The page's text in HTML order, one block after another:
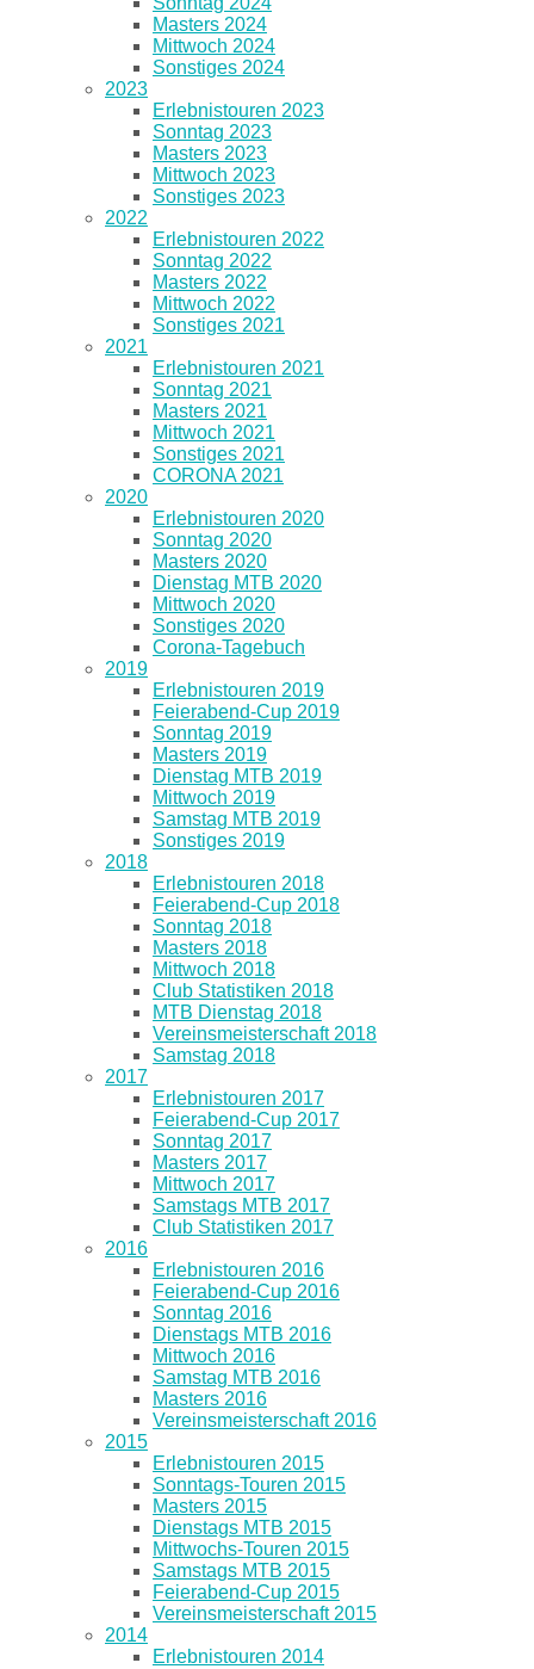
Masters 2024
Mittwoch 2024
Sonstiges 2024
2023
Erlebnistouren 2023
Sonntag 2023
Masters 2023
Mittwoch 2023
Sonstiges 2023
2022
Erlebnistouren 2022
Sonntag 2022
Masters 2022
Mittwoch 2022
Sonstiges 2021
2021
Erlebnistouren 2021
Sonntag 2021
Masters 2021
Mittwoch 2021
Sonstiges 2021
CORONA 2021
2020
Erlebnistouren 2020
Sonntag 2020
Masters 2020
Dienstag MTB 2020
Mittwoch 2020
Sonstiges 2020
Corona-Tagebuch
2019
Erlebnistouren 2019
Feierabend-Cup 2019
Sonntag 2019
Masters 2019
Dienstag MTB 2019
Mittwoch 2019
Samstag MTB 2019
Sonstiges 2019
2018
Erlebnistouren 2018
Feierabend-Cup 2018
Sonntag 2018
Masters 2018
Mittwoch 2018
Club Statistiken 2018
MTB Dienstag 2018
Vereinsmeisterschaft 2018
Samstag 2018
2017
Erlebnistouren 2017
Feierabend-Cup 2017
Sonntag 2017
Masters 2017
Mittwoch 2017
Samstags MTB 2017
Club Statistiken 2017
2016
Erlebnistouren 2016
Feierabend-Cup 2016
Sonntag 2016
Dienstags MTB 2016
Mittwoch 2016
Samstag MTB 2016
Masters 2016
Vereinsmeisterschaft 2016
2015
Erlebnistouren 2015
Sonntags-Touren 2015
Masters 2015
Dienstags MTB 2015
Mittwochs-Touren 2015
Samstags MTB 2015
Feierabend-Cup 2015
Vereinsmeisterschaft 2015
2014
Erlebnistouren 2014